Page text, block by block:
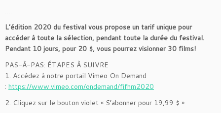
….
L’édition 2020 du festival vous propose un tarif unique pour
accéder à toute la sélection, pendant toute la durée du festival.
Pendant 10 jours, pour 20 $, vous pourrez visionner 30 films!
PAS-À-PAS: ÉTAPES À SUIVRE
1. Accédez à notre portail Vimeo On Demand
: https://www.vimeo.com/ondemand/fifhm2020
2. Cliquez sur le bouton violet « S’abonner pour 19,99 $ »